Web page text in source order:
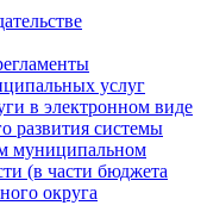
услуг
в электронном виде
развития системы
муниципальном
(в части бюджета
округа